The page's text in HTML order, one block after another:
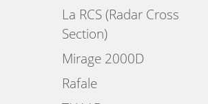
La RCS (Radar Cross
Section)
Mirage 2000D
Rafale